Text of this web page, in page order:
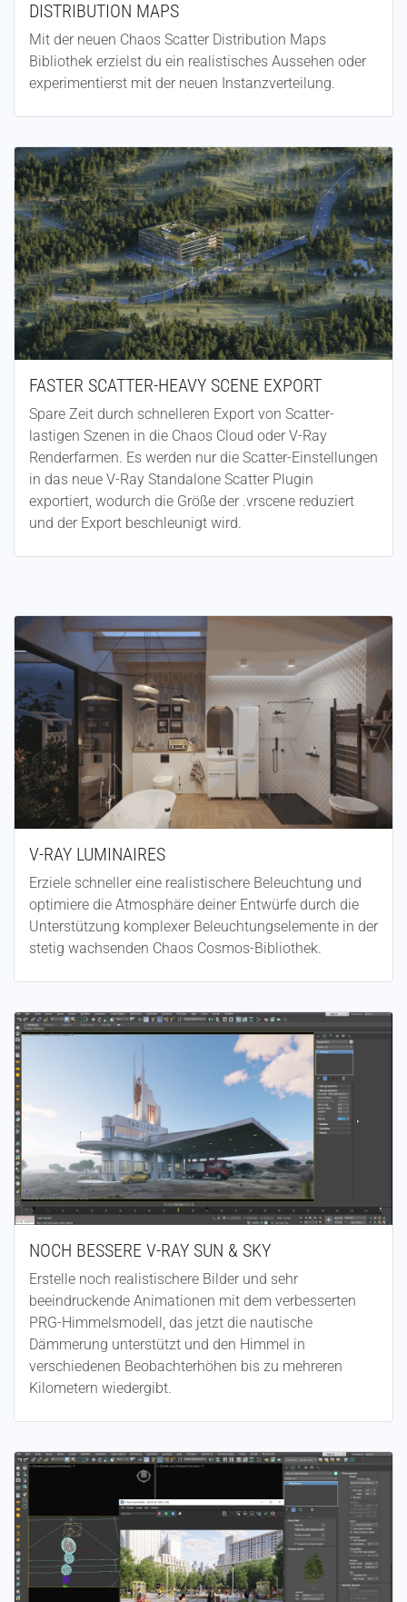
DISTRIBUTION MAPS
Mit der neuen Chaos Scatter Distribution Maps
Bibliothek erzielst du ein realistisches Aussehen oder
experimentierst mit der neuen Instanzverteilung.
FASTER SCATTER-HEAVY SCENE EXPORT
Spare Zeit durch schnelleren Export von Scatter-
lastigen Szenen in die Chaos Cloud oder V-Ray
Renderfarmen. Es werden nur die Scatter-Einstellungen
in das neue V-Ray Standalone Scatter Plugin
exportiert, wodurch die Größe der .vrscene reduziert
und der Export beschleunigt wird.
V-RAY LUMINAIRES
Erziele schneller eine realistischere Beleuchtung und
optimiere die Atmosphäre deiner Entwürfe durch die
Unterstützung komplexer Beleuchtungselemente in der
stetig wachsenden Chaos Cosmos-Bibliothek.
NOCH BESSERE V-RAY SUN & SKY
Erstelle noch realistischere Bilder und sehr
beeindruckende Animationen mit dem verbesserten
PRG-Himmelsmodell, das jetzt die nautische
Dämmerung unterstützt und den Himmel in
verschiedenen Beobachterhöhen bis zu mehreren
Kilometern wiedergibt.